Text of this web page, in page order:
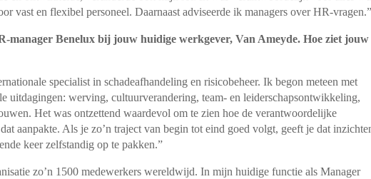
vast en flexibel personeel. Daarnaast adviseerde ik managers over HR-vragen.”
manager Benelux bij jouw huidige werkgever, Van Ameyde. Hoe ziet jouw
specialist in schadeafhandeling en risicobeheer. Ik begon meteen met
uitdagingen: werving, cultuurverandering, team- en leiderschapsontwikkeling,
Het was ontzettend waardevol om te zien hoe de verantwoordelijke
aanpakte. Als je zo’n traject van begin tot eind goed volgt, geeft je dat
keer zelfstandig op te pakken.”
zo’n 1500 medewerkers wereldwijd. In mijn huidige functie als Manager